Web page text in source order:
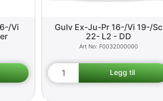
Vi
Gulv Ex-Ju-Pr 16-/Vi 19-/Sc
22- L2 - DD
F0032000000